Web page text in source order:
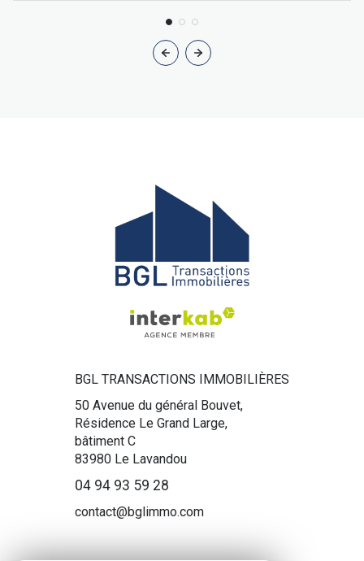
BGL TRANSACTIONS IMMOBILIÈRES
50 Avenue du général Bouvet,
Résidence Le Grand Large,
bâtiment C
83980 Le Lavandou
04 94 93 59 28
contact@bglimmo.com